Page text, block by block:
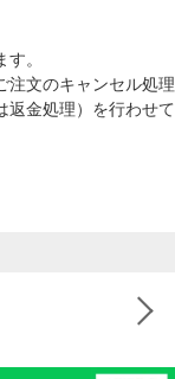
。
注文のキャンセル処理
返金処理）を行わせて